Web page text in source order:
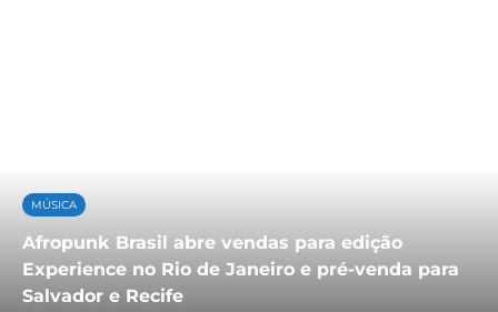
MÚSICA
Afropunk Brasil abre vendas para edição
Experience no Rio de Janeiro e pré-venda para
Salvador e Recife